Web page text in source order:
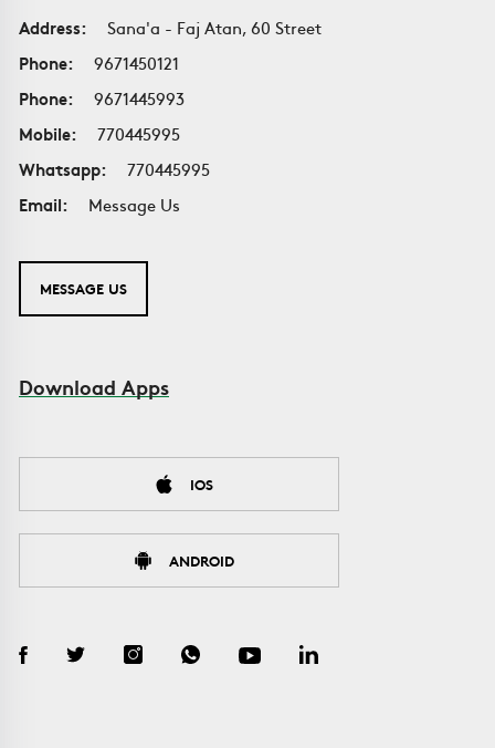
Address:
Sana'a - Faj Atan, 60 Street
Phone:
9671450121
Phone:
9671445993
Mobile:
770445995
Whatsapp:
770445995
Email:
Message Us
MESSAGE US
Download Apps
IOS
ANDROID